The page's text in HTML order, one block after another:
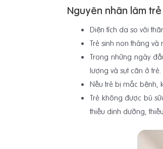
Nguyên nhân làm
Diện tích da so với
Trẻ sinh non tháng
Trong những ngày
lượng và sụt cân ở trẻ.
Nếu trẻ bị mắc bệnh,
Trẻ không được bú
thiếu dinh dưỡng,